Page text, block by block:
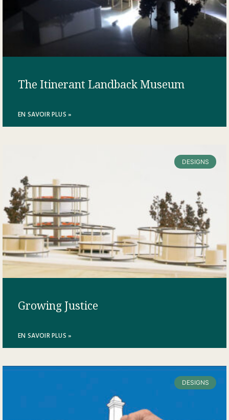
The Itinerant Landback Museum
EN SAVOIR PLUS »
DESIGNS
Growing Justice
EN SAVOIR PLUS »
DESIGNS